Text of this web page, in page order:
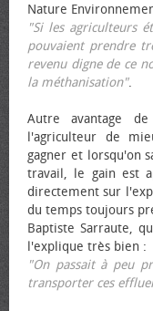
Nature
"Si les agriculteurs
pouvaient prendre
revenu digne de ce
la méthanisation".
Autre avantage
l'agriculteur de
gagner et lorsqu'on
travail, le gain est
directement sur
du temps toujours
Baptiste Sarraute,
l'explique très bien :
"On passait à peu
transporter ces